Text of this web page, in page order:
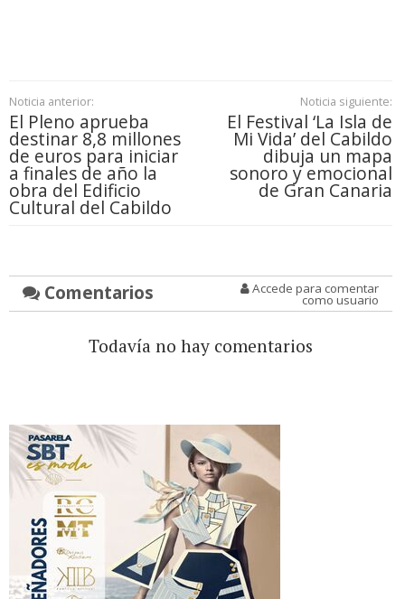
Noticia anterior:
El Pleno aprueba
destinar 8,8 millones
de euros para iniciar
a finales de año la
obra del Edificio
Cultural del Cabildo
Noticia siguiente:
El Festival ‘La Isla de
Mi Vida’ del Cabildo
dibuja un mapa
sonoro y emocional
de Gran Canaria
Comentarios Accede para comentar
como usuario
Todavía no hay comentarios